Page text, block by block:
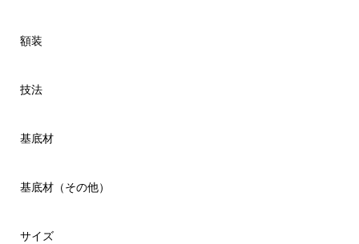
額装
技法
基底材
基底材（その他）
サイズ